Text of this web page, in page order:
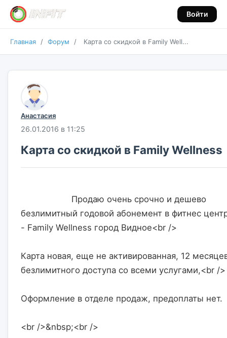
Войти
Главная / Форум / Карта со скидкой в Family Well...
Анастасия
26.01.2016 в 11:25
Карта со скидкой в Family Wellness
безлимитный годовой абонемент в фитнес
- Family Wellness город Видное<br />
Карта новая, еще не активированная, 12
безлимитного доступа со всеми услугами,<br />
Оформление в отделе продаж, предоплаты нет.
<br />&nbsp;<br />